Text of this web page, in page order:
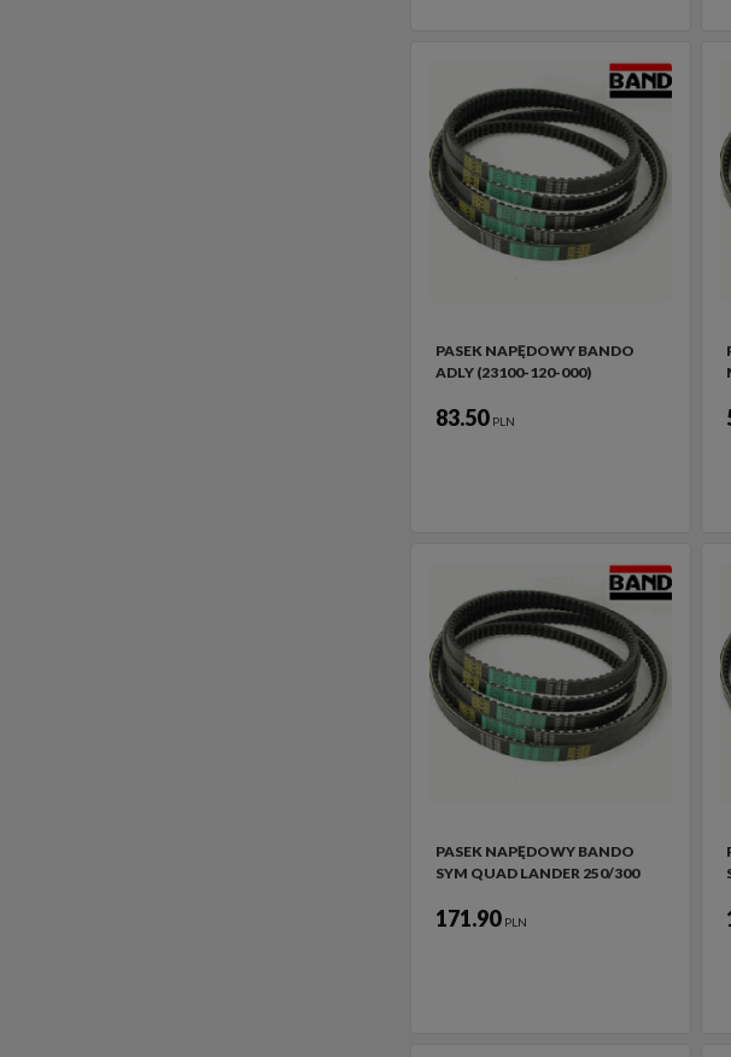
PASEK NAPĘDOWY BANDO
ADLY (23100-120-000)
83.50 PLN
PASEK NAPĘDOWY BANDO
SYM QUAD LANDER 250/300
171.90 PLN